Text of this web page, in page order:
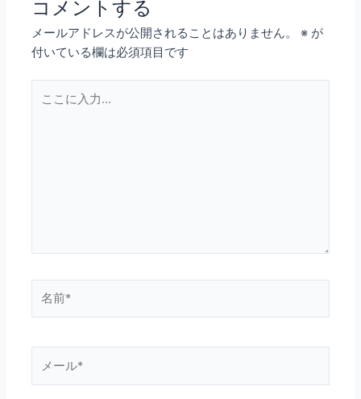
コメントする
メールアドレスが公開されることはありません。 ※ が
付いている欄は必須項目です
こ
ー